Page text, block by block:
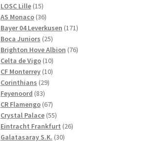
produkter
LOSC Lille 1515
produkter
AS Monaco 3636
produkter
Bayer 04 Leverkusen 171171
Boca Juniors 2525
produkter
Brighton Hove Albion 7676
Celta de Vigo 1010
produkter
CF Monterrey 1010
Corinthians 2929
Feyenoord 8383
produkter
CR Flamengo 6767
produkter
Crystal Palace 5555
produkter
Eintracht Frankfurt 2626
Galatasaray S.K. 3030